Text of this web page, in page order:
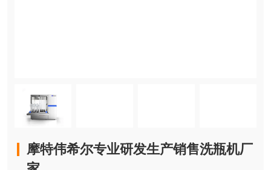
摩特伟希尔专业研发生产销售洗瓶机厂